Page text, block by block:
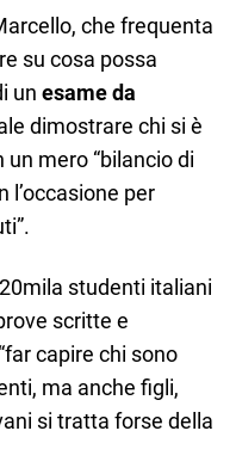
che frequenta
su cosa possa
un esame da
dimostrare chi si è
mero “bilancio di
per
studenti italiani
scritte e
capire chi sono
ma anche figli,
si tratta forse della